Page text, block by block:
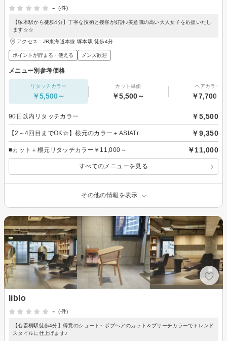
-
(-件)
【塚本駅から徒歩4分】丁寧な技術と接客が好評♪美意識の高い大人女子を応援いたし
ます☆☆
アクセス：JR東海道本線 塚本駅 徒歩4分
ポイントが貯まる・使える メンズ歓迎
メニュー別参考価格
リタッチカラー
￥5,500～
カット単価
￥5,500～
ヘアカラー
￥7,700～
90日以内リタッチカラー ￥5,500
【2～4回目までOK☆】根元のカラー＋ASIATr ￥9,350
■カット＋根元リタッチカラー￥11,000～ ￥11,000
すべてのメニューを見る
その他の情報を表示
liblo
-
(-件)
【心斎橋駅徒歩4分】得意のショート～ボブヘアのカット＆ブリーチカラーでトレンド
スタイルに仕上げます♪